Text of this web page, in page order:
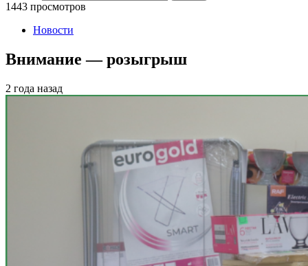
1443 просмотров
Новости
Внимание — розыгрыш
2 года назад